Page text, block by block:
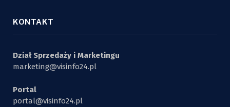
KONTAKT
Dział Sprzedaży i Marketingu
marketing@visinfo24.pl
Portal
portal@visinfo24.pl